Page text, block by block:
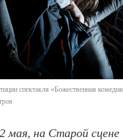
спектакля «Божественная комедия.
мая, на Старой сцене